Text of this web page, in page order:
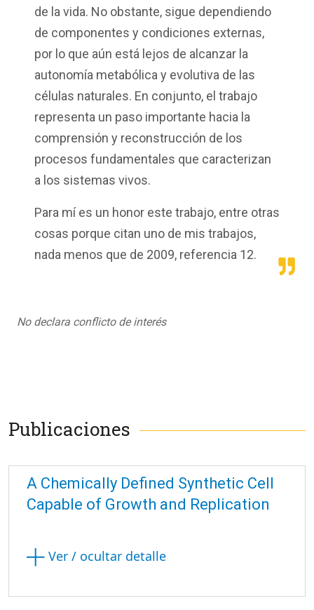
de la vida. No obstante, sigue dependiendo
de componentes y condiciones externas,
por lo que aún está lejos de alcanzar la
autonomía metabólica y evolutiva de las
células naturales. En conjunto, el trabajo
representa un paso importante hacia la
comprensión y reconstrucción de los
procesos fundamentales que caracterizan
a los sistemas vivos.
Para mí es un honor este trabajo, entre otras
cosas porque citan uno de mis trabajos,
nada menos que de 2009, referencia 12.
No declara conflicto de interés
Publicaciones
A Chemically Defined Synthetic Cell
Capable of Growth and Replication
Ver / ocultar detalle